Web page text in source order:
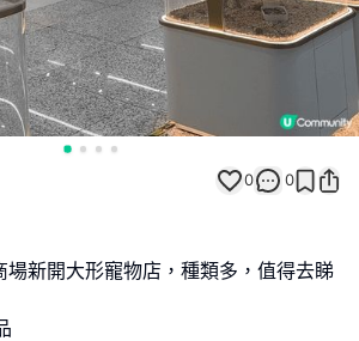
0 0
場新開大形寵物店，種類多，值得去睇